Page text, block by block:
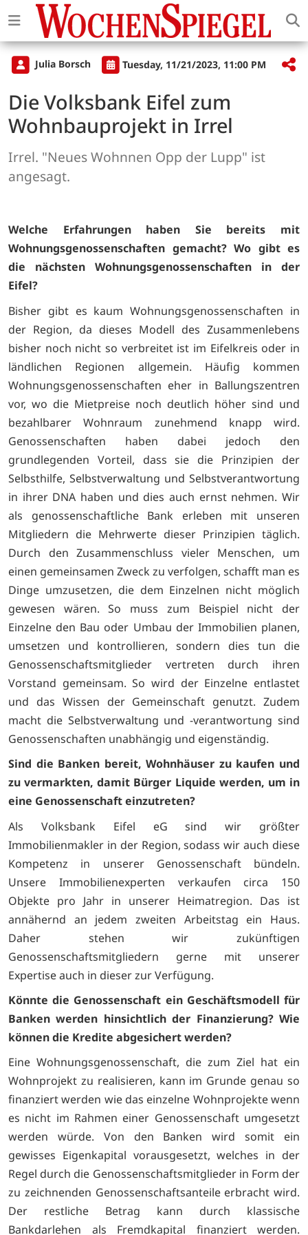
Julia Borsch Tuesday, 11/21/2023, 11:00 PM
Die Volksbank Eifel zum
Wohnbauprojekt in Irrel
Irrel. "Neues Wohnnen Opp der Lupp" ist
angesagt.
Welche Erfahrungen haben Sie bereits mit
Wohnungsgenossenschaften gemacht? Wo gibt es
die nächsten Wohnungsgenossenschaften in der
Eifel?
Bisher gibt es kaum Wohnungsgenossenschaften in
der Region, da dieses Modell des Zusammenlebens
bisher noch nicht so verbreitet ist im Eifelkreis oder in
ländlichen Regionen allgemein. Häufig kommen
Wohnungsgenossenschaften eher in Ballungszentren
vor, wo die Mietpreise noch deutlich höher sind und
bezahlbarer Wohnraum zunehmend knapp wird.
Genossenschaften haben dabei jedoch den
grundlegenden Vorteil, dass sie die Prinzipien der
Selbsthilfe, Selbstverwaltung und Selbstverantwortung
in ihrer DNA haben und dies auch ernst nehmen. Wir
als genossenschaftliche Bank erleben mit unseren
Mitgliedern die Mehrwerte dieser Prinzipien täglich.
Durch den Zusammenschluss vieler Menschen, um
einen gemeinsamen Zweck zu verfolgen, schafft man es
Dinge umzusetzen, die dem Einzelnen nicht möglich
gewesen wären. So muss zum Beispiel nicht der
Einzelne den Bau oder Umbau der Immobilien planen,
umsetzen und kontrollieren, sondern dies tun die
Genossenschaftsmitglieder vertreten durch ihren
Vorstand gemeinsam. So wird der Einzelne entlastet
und das Wissen der Gemeinschaft genutzt. Zudem
macht die Selbstverwaltung und -verantwortung sind
Genossenschaften unabhängig und eigenständig.
Sind die Banken bereit, Wohnhäuser zu kaufen und
zu vermarkten, damit Bürger Liquide werden, um in
eine Genossenschaft einzutreten?
Als Volksbank Eifel eG sind wir größter
Immobilienmakler in der Region, sodass wir auch diese
Kompetenz in unserer Genossenschaft bündeln.
Unsere Immobilienexperten verkaufen circa 150
Objekte pro Jahr in unserer Heimatregion. Das ist
annähernd an jedem zweiten Arbeitstag ein Haus.
Daher stehen wir zukünftigen
Genossenschaftsmitgliedern gerne mit unserer
Expertise auch in dieser zur Verfügung.
Könnte die Genossenschaft ein Geschäftsmodell für
Banken werden hinsichtlich der Finanzierung? Wie
können die Kredite abgesichert werden?
Eine Wohnungsgenossenschaft, die zum Ziel hat ein
Wohnprojekt zu realisieren, kann im Grunde genau so
finanziert werden wie das einzelne Wohnprojekte wenn
es nicht im Rahmen einer Genossenschaft umgesetzt
werden würde. Von den Banken wird somit ein
gewisses Eigenkapital vorausgesetzt, welches in der
Regel durch die Genossenschaftsmitglieder in Form der
zu zeichnenden Genossenschaftsanteile erbracht wird.
Der restliche Betrag kann durch klassische
Bankdarlehen als Fremdkapital finanziert werden.